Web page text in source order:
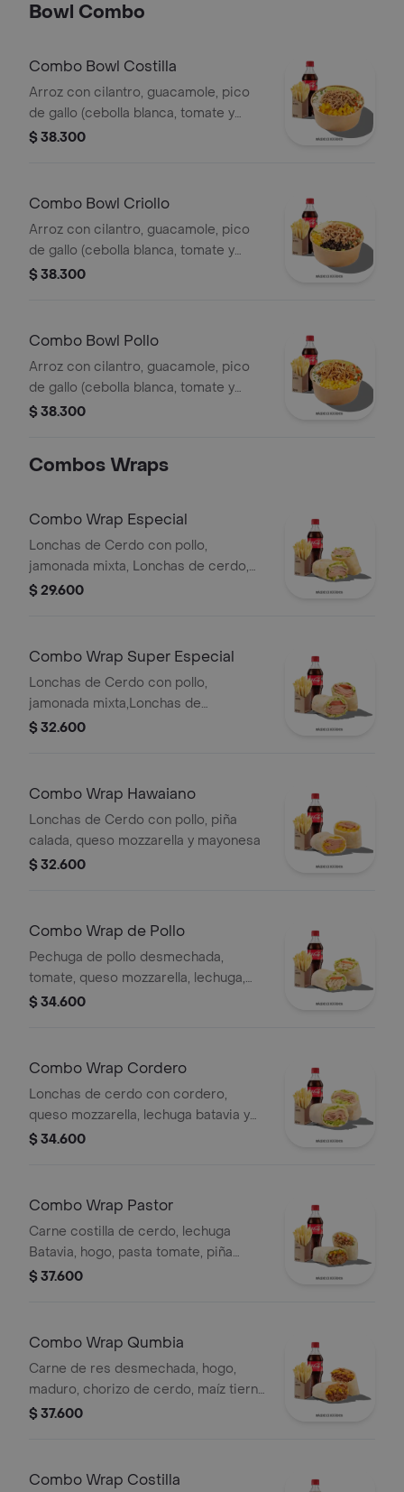
Bowl Combo
Combo Bowl Costilla
Arroz con cilantro, guacamole, pico
de gallo (cebolla blanca, tomate y
cilantro), piña calada asada y costilla
$ 38.300
Combo Bowl Criollo
Arroz con cilantro, guacamole, pico
de gallo (cebolla blanca, tomate y
cilantro), carne de res desmechada,
$ 38.300
Combo Bowl Pollo
Arroz con cilantro, guacamole, pico
de gallo (cebolla blanca, tomate y
cilantro), maíz tierno, hogo y pechuga
$ 38.300
Combos Wraps
Combo Wrap Especial
Lonchas de Cerdo con pollo,
jamonada mixta, Lonchas de cerdo,
cordero y res, queso mozzarella,
$ 29.600
Combo Wrap Super Especial
Lonchas de Cerdo con pollo,
jamonada mixta,Lonchas de
cerdo,cordero y res,
Qbano
$ 32.600
Combo Wrap Hawaiano
Lonchas de Cerdo con pollo, piña
calada, queso mozzarella y mayonesa
$ 32.600
Combo Wrap de Pollo
Pechuga de pollo desmechada,
tomate, queso mozzarella, lechuga,
mayonesa, papas a la francesa y
$ 34.600
Combo Wrap Cordero
Lonchas de cerdo con cordero,
queso mozzarella, lechuga batavia y
salsa Qbano
$ 34.600
Combo Wrap Pastor
Carne costilla de cerdo, lechuga
Batavia, hogo, pasta tomate, piña
calada asada, cebolla, papas y bebida.
$ 37.600
Combo Wrap Qumbia
Carne de res desmechada, hogo,
maduro, chorizo de cerdo, maíz tierno
y salsa Qbano, papas y bebida.
$ 37.600
Combo Wrap Costilla